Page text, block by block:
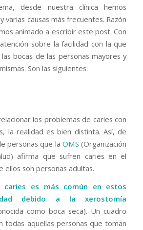
desde nuestra clínica hemos
varias causas más frecuentes. Razón
animado a escribir este post. Con
sobre la facilidad con la que
bocas de las personas mayores y
Son las siguientes:
los problemas de caries con
la realidad es bien distinta. Así, de
personas que laOMS (Organización
afirma que sufren caries en el
ellos son personas adultas.
caries es más común en estos
debido a la xerostomía
como boca seca). Un cuadro
todas aquellas personas que toman